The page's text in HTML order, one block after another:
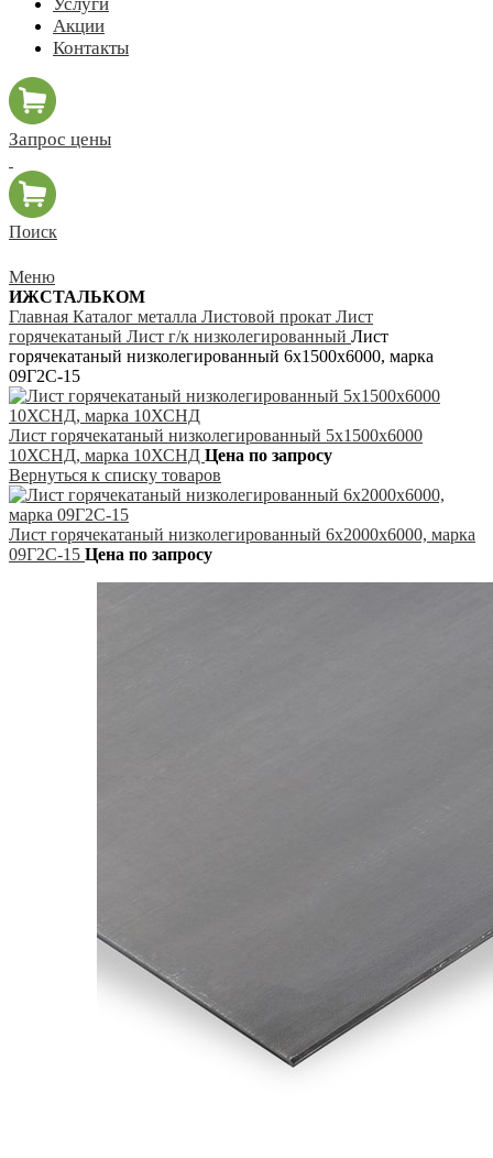
Акции
Контакты
Запрос цены
Поиск
Меню
ИЖСТАЛЬКОМ
Главная Каталог металла Листовой прокат Лист
горячекатаный Лист г/к низколегированный Лист
горячекатаный низколегированный 6х1500х6000, марка
09Г2С-15
Лист горячекатаный низколегированный 5х1500х6000
10ХСНД, марка 10ХСНД Цена по запросу
Вернуться к списку товаров
Лист горячекатаный низколегированный 6х2000х6000, марка
09Г2С-15 Цена по запросу